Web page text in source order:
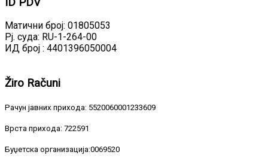
Матични број: 01805053
Рј. суда: RU-1-264-00
ИД број : 4401396050004
Žiro Računi
Рачун јавних прихода: 5520060001233609
Врста прихода: 722591
Буџетска организација:0069520